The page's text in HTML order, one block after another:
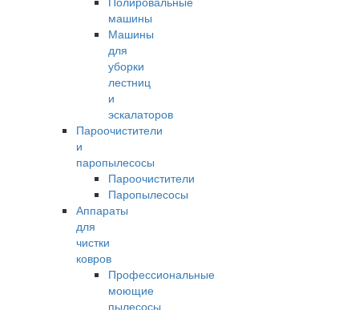
машины
Машины
для
уборки
лестниц
и
эскалаторов
Пароочистители
и
паропылесосы
Пароочистители
Паропылесосы
Аппараты
для
чистки
ковров
Профессиональные
моющие
пылесосы